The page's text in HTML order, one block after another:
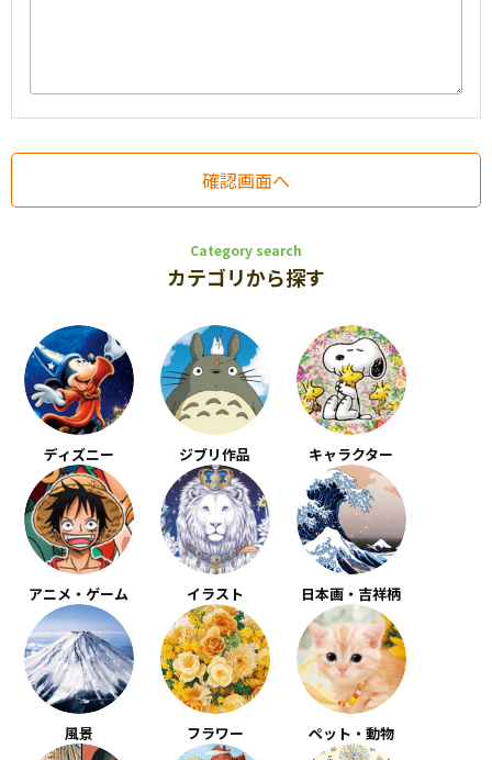
Category search
カテゴリから探す
ディズニー ジブリ作品 キャラクター
アニメ・ゲーム イラスト 日本画・吉祥柄
風景 フラワー ペット・動物